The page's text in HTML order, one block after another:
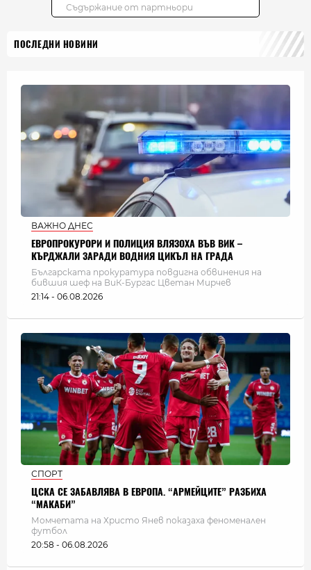
ПОСЛЕДНИ НОВИНИ
ВАЖНО ДНЕС
ЕВРОПРОКУРОРИ И ПОЛИЦИЯ ВЛЯЗОХА ВЪВ ВИК –
КЪРДЖАЛИ ЗАРАДИ ВОДНИЯ ЦИКЪЛ НА ГРАДА
Българската прокуратура повдигна обвинения на
бившия шеф на ВиК-Бургас Цветан Мирчев
21:14 - 06.08.2026
СПОРТ
ЦСКА СЕ ЗАБАВЛЯВА В ЕВРОПА. “АРМЕЙЦИТЕ” РАЗБИХА
“МАКАБИ”
Момчетата на Христо Янев показаха феноменален
футбол
20:58 - 06.08.2026